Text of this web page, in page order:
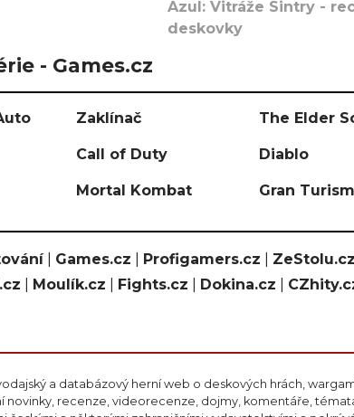
Azul: Vitráže Sintry -
deskovky
- Games.cz
Zaklínač The Elder
Call of Duty Diablo
Mortal Kombat Gran
| Games.cz Profigamers.cz ZeStolu.cz
Moulík.cz Fights.cz Dokina.cz
a databázový herní web o deskových hrách,
novinky, recenze, videorecenze, dojmy, komentáře,